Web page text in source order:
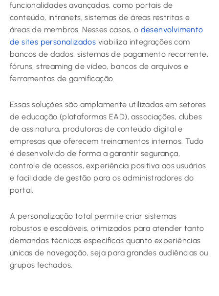
funcionalidades avançadas, como portais de
conteúdo, intranets, sistemas de áreas restritas e
áreas de membros. Nesses casos, o desenvolvimento
de sites personalizados viabiliza integrações com
bancos de dados, sistemas de pagamento recorrente,
fóruns, streaming de vídeo, bancos de arquivos e
ferramentas de gamificação.
Essas soluções são amplamente utilizadas em setores
de educação (plataformas EAD), associações, clubes
de assinatura, produtoras de conteúdo digital e
empresas que oferecem treinamentos internos. Tudo
é desenvolvido de forma a garantir segurança,
controle de acessos, experiência positiva aos usuários
e facilidade de gestão para os administradores do
portal.
A personalização total permite criar sistemas
robustos e escaláveis, otimizados para atender tanto
demandas técnicas específicas quanto experiências
únicas de navegação, seja para grandes audiências ou
grupos fechados.